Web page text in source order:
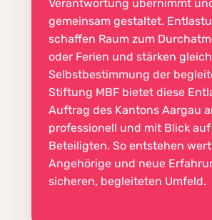
Verantwortung übernimmt
gemeinsam gestaltet.
schaffen Raum zum
oder Ferien und stärken
Selbstbestimmung der
Stiftung MBF bietet diese
Auftrag des Kantons Aargau
professionell und mit Blick auf
Beteiligten. So entstehen
Angehörige und neue
sicheren, begleiteten Umfeld.